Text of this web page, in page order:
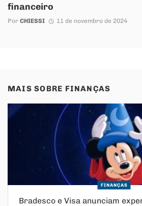
financeiro
Por CHIESSI 11 de novembro de 2024
MAIS SOBRE FINANÇAS
FINANÇAS
Bradesco e Visa anunciam